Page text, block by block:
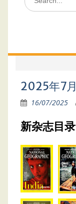
for:
2025年7
16/07/2025
新杂志目录